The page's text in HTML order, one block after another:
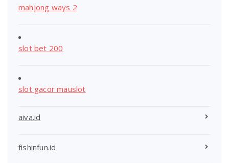
mahjong ways 2
slot bet 200
slot gacor mauslot
aiva.id
fishinfun.id